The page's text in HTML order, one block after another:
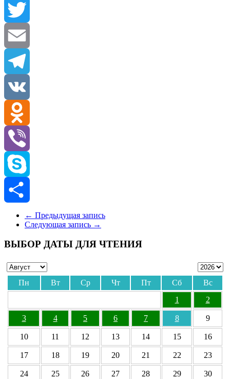
Facebook
Twitter
Email
Telegram
VK
Odnoklassniki
Viber
Skype
Отправить
← Предыдущая запись
Следующая запись →
ВЫБОР ДАТЫ ДЛЯ ЧТЕНИЯ
Пн Вт Ср Чт Пт Сб
Вс
1
2
3 4 5 6 7 8 9
10 11 12 13 14 15 16
17 18 19 20 21 22 23
24 25 26 27 28 29 30